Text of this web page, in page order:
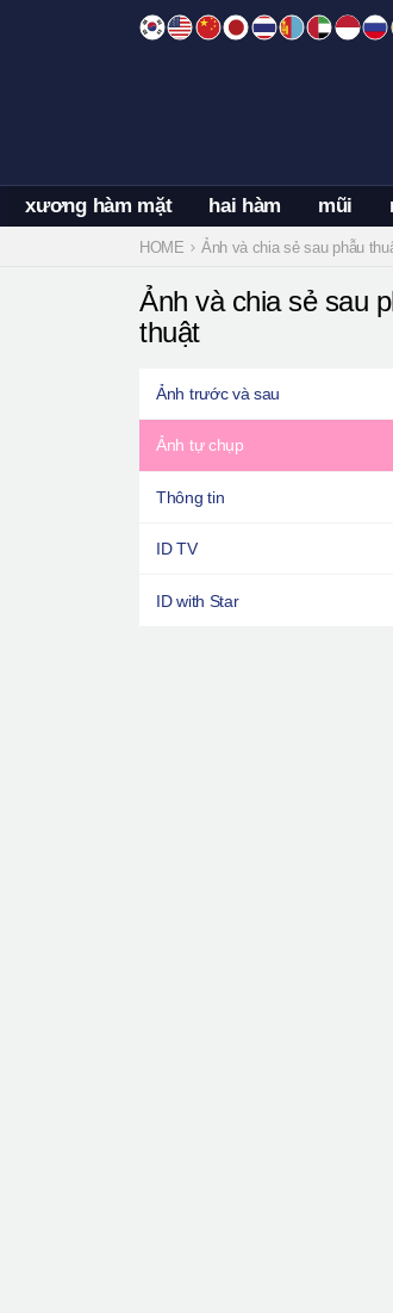
xương hàm mặt hai hàm mũi
HOME Ảnh và chia sẻ sau phẫu
Ảnh và chia sẻ sau
thuật
Ảnh trước và sau
Ảnh tự chụp
Thông tin
ID TV
ID with Star